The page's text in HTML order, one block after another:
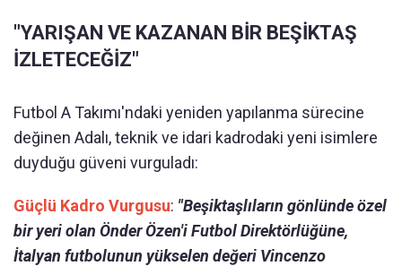
"YARIŞAN VE KAZANAN BİR BEŞİKTAŞ
İZLETECEĞİZ"
Futbol A Takımı'ndaki yeniden yapılanma sürecine
değinen Adalı, teknik ve idari kadrodaki yeni isimlere
duyduğu güveni vurguladı:
Güçlü Kadro Vurgusu: "Beşiktaşlıların gönlünde özel
bir yeri olan Önder Özen'i Futbol Direktörlüğüne,
İtalyan futbolunun yükselen değeri Vincenzo